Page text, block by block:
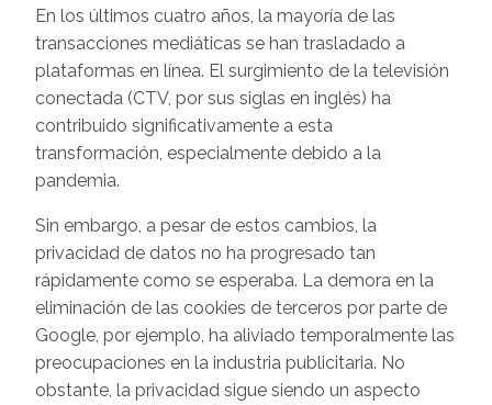
En los últimos cuatro años, la mayoría de las
transacciones mediáticas se han trasladado a
plataformas en línea. El surgimiento de la televisión
conectada (CTV, por sus siglas en inglés) ha
contribuido significativamente a esta
transformación, especialmente debido a la
pandemia.
Sin embargo, a pesar de estos cambios, la
privacidad de datos no ha progresado tan
rápidamente como se esperaba. La demora en la
eliminación de las cookies de terceros por parte de
Google, por ejemplo, ha aliviado temporalmente las
preocupaciones en la industria publicitaria. No
obstante, la privacidad sigue siendo un aspecto